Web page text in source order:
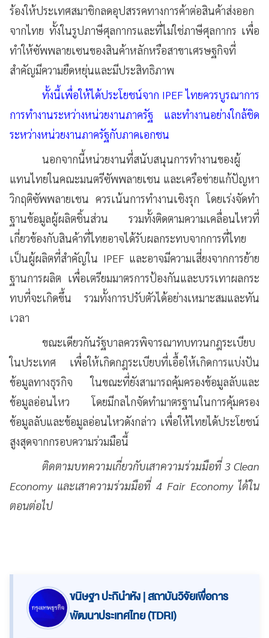
ร้องให้ประเทศสมาชิกลดอุปสรรคทางการค้าต่อสินค้าส่งออก
จากไทย ทั้งในรูปภาษีศุลกากรและที่ไม่ใช่ภาษีศุลกากร เพื่อ
ทำให้ซัพพลายเซนของสินค้าหลักหรือสาขาเศรษฐกิจที่
สำคัญมีความยืดหยุ่นและมีประสิทธิภาพ
ทั้งนี้เพื่อให้ได้ประโยชน์จาก IPEF ไทยควรบูรณาการ
การทำงานระหว่างหน่วยงานภาครัฐ และทำงานอย่างใกล้ชิด
ระหว่างหน่วยงานภาครัฐกับภาคเอกชน
นอกจากนี้หน่วยงานที่สนับสนุนการทำงานของผู้
แทนไทยในคณะมนตรีซัพพลายเชน และเครือข่ายแก้ปัญหา
วิกฤติซัพพลายเชน ควรเน้นการทำงานเชิงรุก โดยเร่งจัดทำ
ฐานข้อมูลผู้ผลิตชิ้นส่วน รวมทั้งติดตามความเคลื่อนไหวที่
เกี่ยวข้องกับสินค้าที่ไทยอาจได้รับผลกระทบจากการที่ไทย
เป็นผู้ผลิตที่สำคัญใน IPEF และอาจมีความเสี่ยงจากการย้าย
ฐานการผลิต เพื่อเตรียมมาตรการป้องกันและบรรเทาผลกระ
ทบที่จะเกิดขึ้น รวมทั้งการปรับตัวได้อย่างเหมาะสมและทัน
เวลา
ขณะเดียวกันรัฐบาลควรพิจารณาทบทวนกฎระเบียบ
ในประเทศ เพื่อให้เกิดกฎระเบียบที่เอื้อให้เกิดการแบ่งปัน
ข้อมูลทางธุรกิจ ในขณะที่ยังสามารถคุ้มครองข้อมูลลับและ
ข้อมูลอ่อนไหว โดยมีกลไกจัดทำมาตรฐานในการคุ้มครอง
ข้อมูลลับและข้อมูลอ่อนไหวดังกล่าว เพื่อให้ไทยได้ประโยชน์
สูงสุดจากกรอบความร่วมมือนี้
ติดตามบทความเกี่ยวกับเสาความร่วมมือที่ 3 Clean
Economy และเสาความร่วมมือที่ 4 Fair Economy ได้ใน
ตอนต่อไป
ขนิษฐา ปะกินำหัง | สถาบันวิจัยเพื่อการ
พัฒนาประเทศไทย (TDRI)